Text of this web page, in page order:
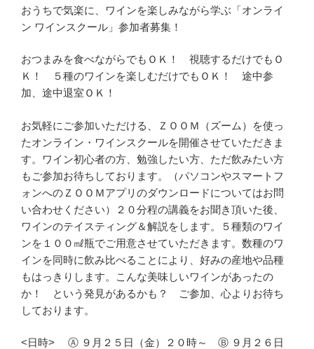
おうちで気楽に、ワインを楽しみながら学ぶ「オンライ
ン ワインスクール」参加者募集！
おつまみを食べながらでもＯＫ！ 視聴するだけでもＯ
Ｋ！ ５種のワインを楽しむだけでもＯＫ！ 途中参
加、途中退室ＯＫ！
お気軽にご参加いただける、ＺＯＯＭ（ズーム）を使っ
たオンライン・ワインスクールを開催させていただきま
す。ワイン初心者の方、勉強したい方、ただ飲みたい方
もご参加お待ちしております。（パソコンやスマートフ
ォンへのＺＯＯＭアプリのダウンロードについてはお問
い合わせください）２０分程の講義をお聞き頂いた後、
ワインのテイスティング＆解説をします。５種類のワイ
ンを１００㎖瓶でご用意させていただきます。数種のワ
インを同時に飲み比べることにより、好みの産地や品種
もはっきりします。こんな美味しいワインがあったの
か！ という発見があるかも？ ご参加、心よりお待ち
しております。
<日時> Ⓐ ９月２５日（金）２０時～ Ⓑ ９月２６日